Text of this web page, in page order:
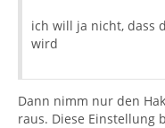
ich will ja nicht, dass
wird
Dann nimm nur den
raus. Diese Einstellung